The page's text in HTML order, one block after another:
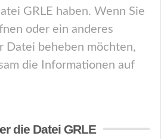
GRLE haben. Wenn Sie
oder ein anderes
Datei beheben möchten,
die Informationen auf
die Datei GRLE